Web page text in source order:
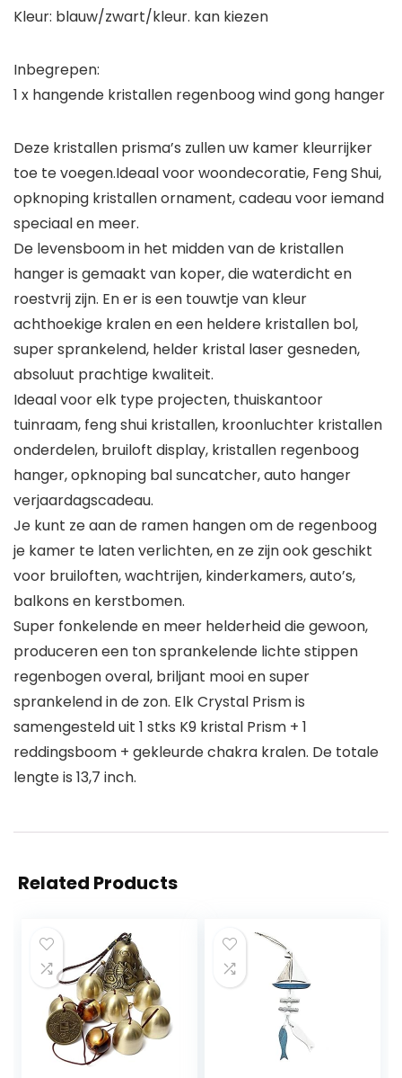
Kleur: blauw/zwart/kleur. kan kiezen
Inbegrepen:
1 x hangende kristallen regenboog wind gong hanger
Deze kristallen prisma’s zullen uw kamer kleurrijker
toe te voegen.Ideaal voor woondecoratie, Feng Shui,
opknoping kristallen ornament, cadeau voor iemand
speciaal en meer.
De levensboom in het midden van de kristallen
hanger is gemaakt van koper, die waterdicht en
roestvrij zijn. En er is een touwtje van kleur
achthoekige kralen en een heldere kristallen bol,
super sprankelend, helder kristal laser gesneden,
absoluut prachtige kwaliteit.
Ideaal voor elk type projecten, thuiskantoor
tuinraam, feng shui kristallen, kroonluchter kristallen
onderdelen, bruiloft display, kristallen regenboog
hanger, opknoping bal suncatcher, auto hanger
verjaardagscadeau.
Je kunt ze aan de ramen hangen om de regenboog
je kamer te laten verlichten, en ze zijn ook geschikt
voor bruiloften, wachtrijen, kinderkamers, auto’s,
balkons en kerstbomen.
Super fonkelende en meer helderheid die gewoon,
produceren een ton sprankelende lichte stippen
regenbogen overal, briljant mooi en super
sprankelend in de zon. Elk Crystal Prism is
samengesteld uit 1 stks K9 kristal Prism + 1
reddingsboom + gekleurde chakra kralen. De totale
lengte is 13,7 inch.
Related Products